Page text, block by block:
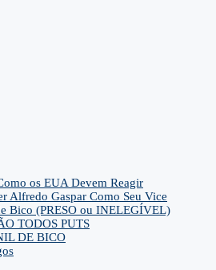
os EUA Devem Reagir
Alfredo Gaspar Como Seu Vice
Bico (PRESO ou INELEGÍVEL)
TODOS PUTS
DE BICO